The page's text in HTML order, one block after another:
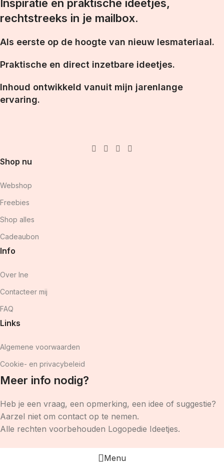
Inspiratie en praktische ideetjes,
rechtstreeks in je mailbox.
Als eerste op de hoogte van nieuw lesmateriaal.
Praktische en direct inzetbare ideetjes.
Inhoud ontwikkeld vanuit mijn jarenlange
ervaring.
Shop nu
Webshop
Freebies
Shop alles
Cadeaubon
Info
Over Ine
Contacteer mij
FAQ
Links
Algemene voorwaarden
Cookie- en privacybeleid
Meer info nodig?
Heb je een vraag, een opmerking, een idee of suggestie?
Aarzel niet om contact op te nemen.
Alle rechten voorbehouden Logopedie Ideetjes.
Menu